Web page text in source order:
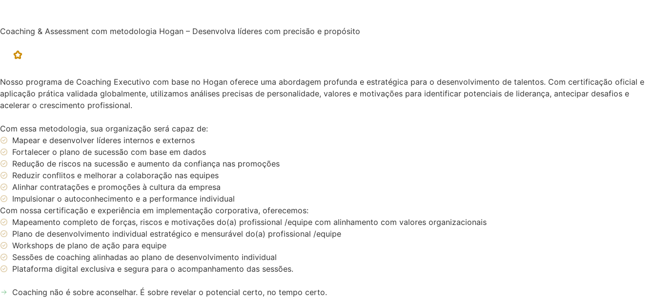
Coaching & Assessment com metodologia Hogan – Desenvolva líderes com precisão e propósito
Nosso programa de Coaching Executivo com base no Hogan oferece uma abordagem profunda e estratégica para o desenvolvimento de talentos. Com certificação oficial e
aplicação prática validada globalmente, utilizamos análises precisas de personalidade, valores e motivações para identificar potenciais de liderança, antecipar desafios e
acelerar o crescimento profissional.
Com essa metodologia, sua organização será capaz de:
Mapear e desenvolver líderes internos e externos
Fortalecer o plano de sucessão com base em dados
Redução de riscos na sucessão e aumento da confiança nas promoções
Reduzir conflitos e melhorar a colaboração nas equipes
Alinhar contratações e promoções à cultura da empresa
Impulsionar o autoconhecimento e a performance individual
Com nossa certificação e experiência em implementação corporativa, oferecemos:
Mapeamento completo de forças, riscos e motivações do(a) profissional /equipe com alinhamento com valores organizacionais
Plano de desenvolvimento individual estratégico e mensurável do(a) profissional /equipe
Workshops de plano de ação para equipe
Sessões de coaching alinhadas ao plano de desenvolvimento individual
Plataforma digital exclusiva e segura para o acompanhamento das sessões.
Coaching não é sobre aconselhar. É sobre revelar o potencial certo, no tempo certo.